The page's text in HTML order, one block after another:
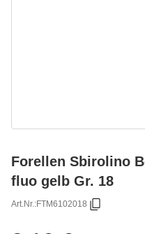
Forellen Sbirolino
fluo gelb Gr. 18
Art.Nr.:FTM6102018